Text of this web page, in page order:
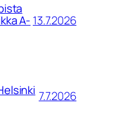
A- 13.7.2026
7.7.2026